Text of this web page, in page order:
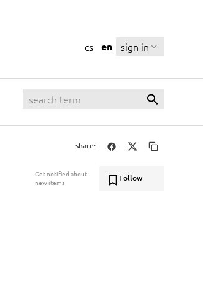
cs en sign in
share:
Get notified about
new items
Follow